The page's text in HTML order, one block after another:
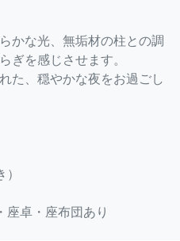
かな光、無垢材の柱との調
ぎを感じさせます。
た、穏やかな夜をお過ごし
座卓・座布団あり